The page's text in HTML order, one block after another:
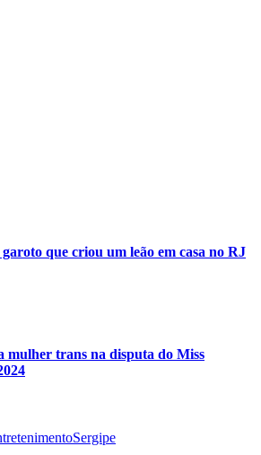
que criou um leão em casa no RJ
mulher trans na disputa do Miss
Sergipe